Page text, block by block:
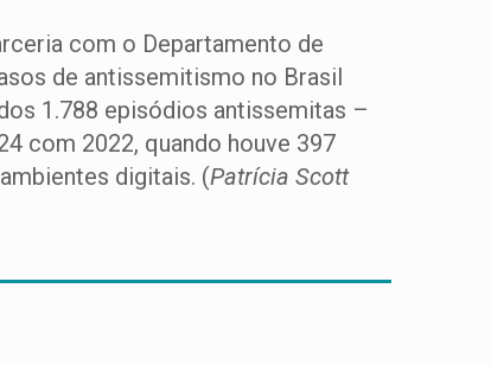
com o Departamento de
de antissemitismo no Brasil
1.788 episódios antissemitas –
com 2022, quando houve 397
digitais. (Patrícia Scott